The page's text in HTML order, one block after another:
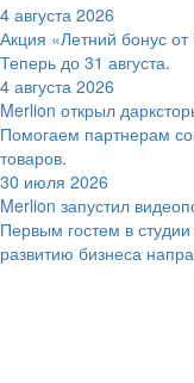
4 августа 2026
Акция «Летний бонус
Теперь до 31 августа.
4 августа 2026
Merlion открыл
Помогаем партнерам
товаров.
30 июля 2026
Merlion запустил
Первым гостем в
развитию бизнеса